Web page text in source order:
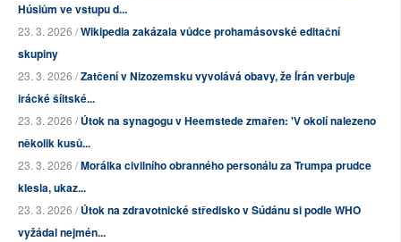
Húsiům ve vstupu d...
23. 3. 2026 /Wikipedia zakázala vůdce prohamásovské editační
skupiny
23. 3. 2026 /Zatčení v Nizozemsku vyvolává obavy, že Írán verbuje
irácké šíitské...
23. 3. 2026 /Útok na synagogu v Heemstede zmařen: 'V okolí nalezeno
několik kusů...
23. 3. 2026 /Morálka civilního obranného personálu za Trumpa prudce
klesla, ukaz...
23. 3. 2026 /Útok na zdravotnické středisko v Súdánu si podle WHO
vyžádal nejmén...